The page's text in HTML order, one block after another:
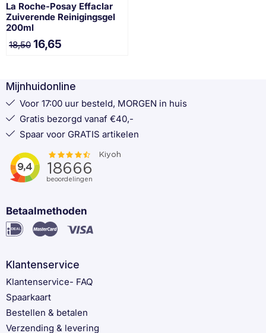
La Roche-Posay Effaclar
Zuiverende Reinigingsgel
200ml
18,50 16,65
Mijnhuidonline
Voor 17:00 uur besteld, MORGEN in huis
Gratis bezorgd vanaf €40,-
Spaar voor GRATIS artikelen
Betaalmethoden
Klantenservice
Klantenservice- FAQ
Spaarkaart
Bestellen & betalen
Verzending & levering